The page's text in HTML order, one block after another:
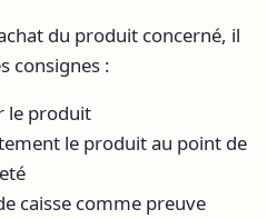
du produit concerné, il
consignes :
le produit
le produit au point de
caisse comme preuve